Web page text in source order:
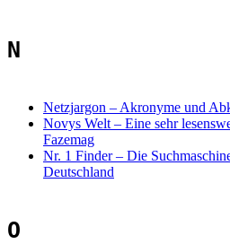
N
Netzjargon – Akronyme und
Novys Welt – Eine sehr
Fazemag
Nr. 1 Finder– Die
Deutschland
O